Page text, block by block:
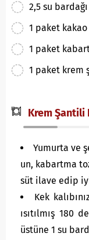
2,5 su
1 paket kakao
1 paket
1 paket krem
Krem Şantili
Yumurta ve
un, kabartma
süt ilave edip
Kek
ısıtılmış 180
üstüne 1 su